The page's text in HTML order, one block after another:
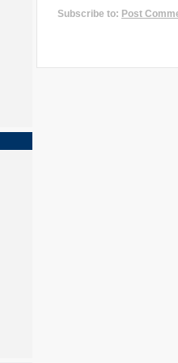
Subscribe to: Post